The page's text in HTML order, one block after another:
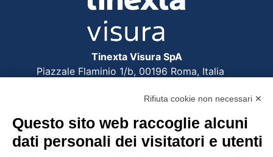
Tinexta Visura SpA
Piazzale Flaminio 1/b, 00196 Roma, Italia
Società soggetta alla direzione e coordinamento
di Tinexta SpA
P.IVA 05338771008 REA n. 877679
Rifiuta cookie non necessari ✕
Questo sito web raccoglie alcuni
dati personali dei visitatori e utenti